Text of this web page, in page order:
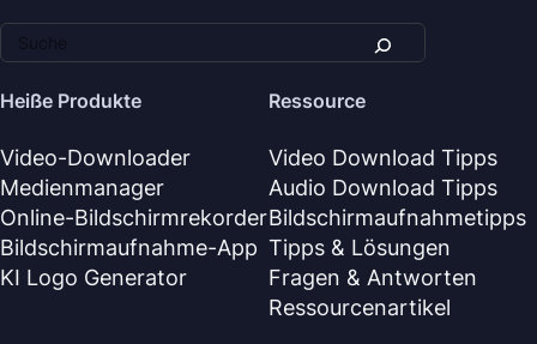
Heiße Produkte
Video-Downloader
Medienmanager
Online-Bildschirmrekorder
Bildschirmaufnahme-App
KI Logo Generator
Ressource
Video Download Tipps
Audio Download Tipps
Bildschirmaufnahmetipps
Tipps & Lösungen
Fragen & Antworten
Ressourcenartikel